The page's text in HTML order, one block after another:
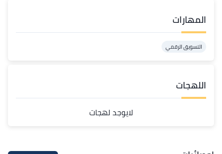
المهارات
التسويق الرقمي
اللهجات
لايوجد لهجات